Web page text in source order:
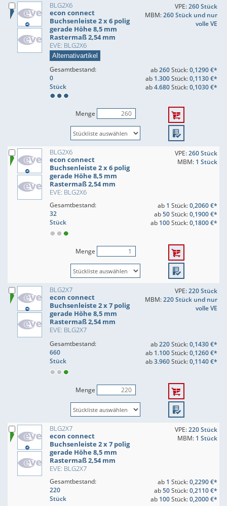
BLG2X6
econ connect
Buchsenleiste 2 x 6 polig
gerade Höhe 8,5 mm
Rastermaß 2,54 mm
EVE: BLG2X6
Alternativartikel
VPE:260 Stück
MBM:260 Stück und nur
volle VE
Gesamtbestand:
0
Stück
ab260Stück:0,1290 €*
ab 1.300Stück:0,1130 €*
ab4.680Stück:0,1030 €*
Menge
BLG2X6
econ connect
Buchsenleiste 2 x 6 polig
gerade Höhe 8,5 mm
Rastermaß 2,54 mm
EVE: BLG2X6
VPE:260 Stück
MBM: 1 Stück
Gesamtbestand:
32
Stück
ab 1 Stück:0,2060 €*
ab50Stück:0,1900 €*
ab 100Stück:0,1800 €*
Menge
BLG2X7
econ connect
Buchsenleiste 2 x 7 polig
gerade Höhe 8,5 mm
Rastermaß 2,54 mm
EVE: BLG2X7
VPE:220 Stück
MBM:220 Stück und nur
volle VE
Gesamtbestand:
660
Stück
ab220Stück:0,1430 €*
ab 1.100Stück:0,1260 €*
ab3.960Stück:0,1140 €*
Menge
BLG2X7
econ connect
Buchsenleiste 2 x 7 polig
gerade Höhe 8,5 mm
Rastermaß 2,54 mm
EVE: BLG2X7
VPE:220 Stück
MBM: 1 Stück
Gesamtbestand:
220
Stück
ab 1 Stück:0,2290 €*
ab50Stück:0,2110 €*
ab 100Stück:0,2000 €*